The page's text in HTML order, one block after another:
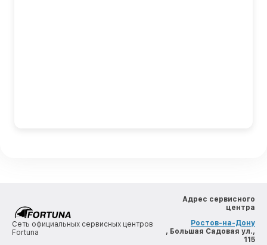
Сеть официальных сервисных центров
Fortuna
Адрес сервисного
центра
Ростов-на-Дону
, Большая Садовая ул.,
115